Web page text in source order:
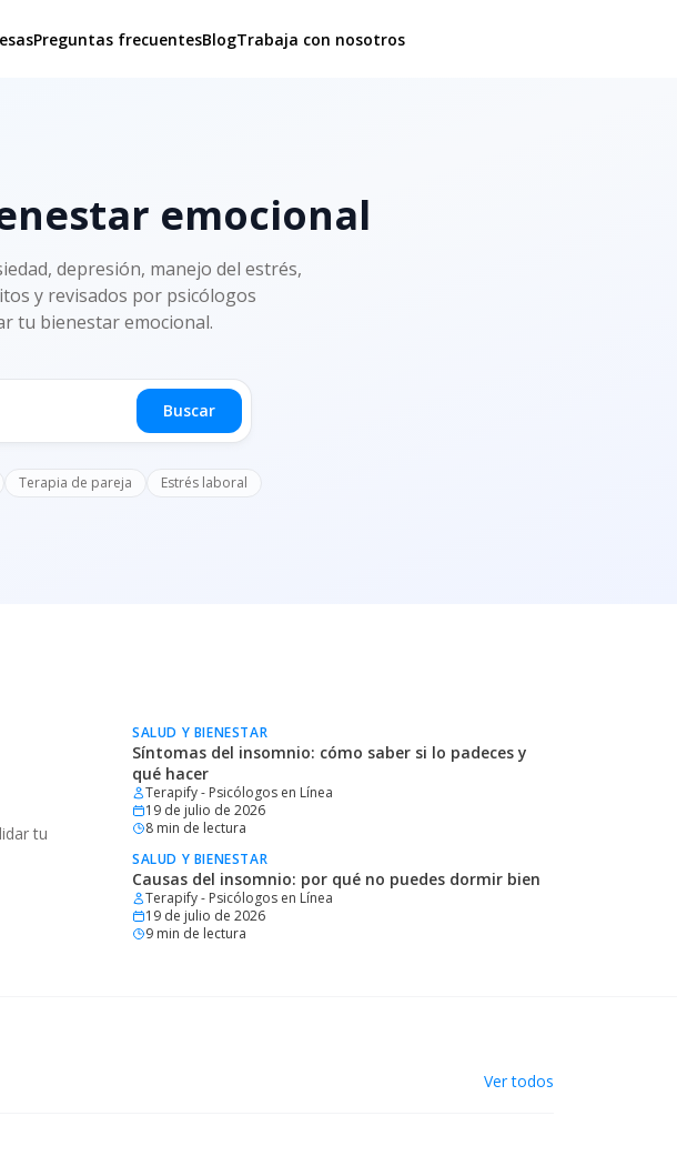
Preguntas frecuentesBlogTrabaja con nosotros
emocional
depresión, manejo del estrés,
y revisados por psicólogos
tu bienestar emocional.
Buscar
Terapia de pareja Estrés laboral
tu
SALUD Y BIENESTAR
Síntomas del insomnio: cómo saber si lo padeces y
qué hacer
Terapify - Psicólogos en Línea
19 de julio de 2026
8 min de lectura
SALUD Y BIENESTAR
Causas del insomnio: por qué no puedes dormir bien
Terapify - Psicólogos en Línea
19 de julio de 2026
9 min de lectura
Ver todos